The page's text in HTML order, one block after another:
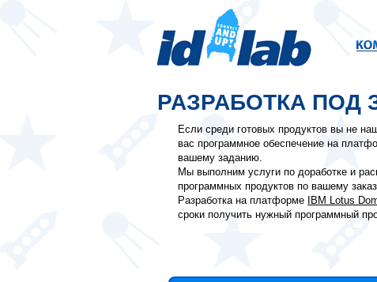
РАЗРАБОТКА ПОД
Если среди готовых продуктов вы не
вас программное обеспечение на
вашему заданию.
Мы выполним услуги по доработке и
программных продуктов по вашему
Разработка на платформе
IBM Lotus
сроки получить нужный программный